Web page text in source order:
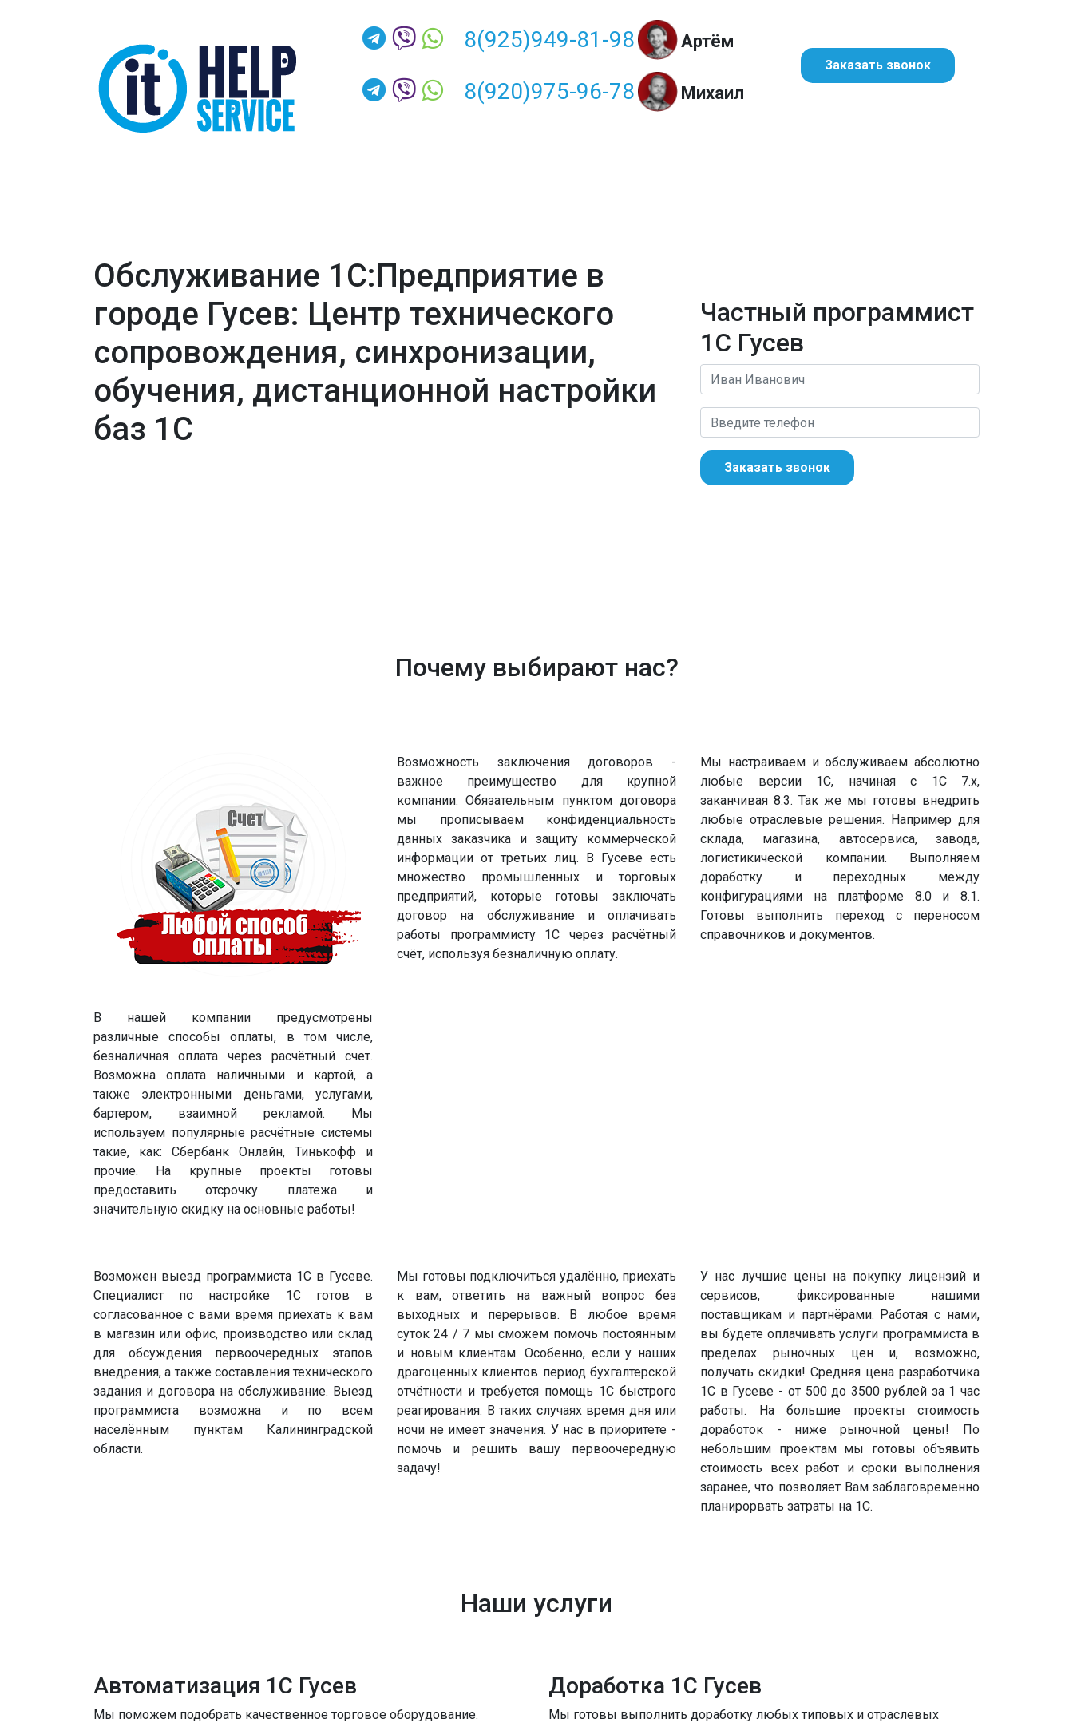
8(925)949-81-98 Артём
8(920)975-96-78 Михаил
Заказать звонок
Обслуживание 1С:Предприятие в
городе Гусев: Центр технического
сопровождения, синхронизации,
обучения, дистанционной настройки
баз 1С
Частный программист
1С Гусев
Заказать звонок
Почему выбирают нас?
В нашей компании предусмотрены
различные способы оплаты, в том числе,
безналичная оплата через расчётный счет.
Возможна оплата наличными и картой, а
также электронными деньгами, услугами,
бартером, взаимной рекламой. Мы
используем популярные расчётные системы
такие, как: Сбербанк Онлайн, Тинькофф и
прочие. На крупные проекты готовы
предоставить отсрочку платежа и
значительную скидку на основные работы!
Возможность заключения договоров -
важное преимущество для крупной
компании. Обязательным пунктом договора
мы прописываем конфиденциальность
данных заказчика и защиту коммерческой
информации от третьих лиц. В Гусеве есть
множество промышленных и торговых
предприятий, которые готовы заключать
договор на обслуживание и оплачивать
работы программисту 1С через расчётный
счёт, используя безналичную оплату.
Мы настраиваем и обслуживаем абсолютно
любые версии 1С, начиная с 1С 7.х,
заканчивая 8.3. Так же мы готовы внедрить
любые отраслевые решения. Например для
склада, магазина, автосервиса, завода,
логистикической компании. Выполняем
доработку и переходных между
конфигурациями на платформе 8.0 и 8.1.
Готовы выполнить переход с переносом
справочников и документов.
Возможен выезд программиста 1С в Гусеве.
Специалист по настройке 1С готов в
согласованное с вами время приехать к вам
в магазин или офис, производство или склад
для обсуждения первоочередных этапов
внедрения, а также составления технического
задания и договора на обслуживание. Выезд
программиста возможна и по всем
населённым пунктам Калининградской
области.
Мы готовы подключиться удалённо, приехать
к вам, ответить на важный вопрос без
выходных и перерывов. В любое время
суток 24 / 7 мы сможем помочь постоянным
и новым клиентам. Особенно, если у наших
драгоценных клиентов период бухгалтерской
отчётности и требуется помощь 1С быстрого
реагирования. В таких случаях время дня или
ночи не имеет значения. У нас в приоритете -
помочь и решить вашу первоочередную
задачу!
У нас лучшие цены на покупку лицензий и
сервисов, фиксированные нашими
поставщикам и партнёрами. Работая с нами,
вы будете оплачивать услуги программиста в
пределах рыночных цен и, возможно,
получать скидки! Средняя цена разработчика
1С в Гусеве - от 500 до 3500 рублей за 1 час
работы. На большие проекты стоимость
доработок - ниже рыночной цены! По
небольшим проектам мы готовы объявить
стоимость всех работ и сроки выполнения
заранее, что позволяет Вам заблаговременно
планирорвать затраты на 1С.
Наши услуги
Автоматизация 1С Гусев
Мы поможем подобрать качественное торговое оборудование.
Доработка 1С Гусев
Мы готовы выполнить доработку любых типовых и отраслевых